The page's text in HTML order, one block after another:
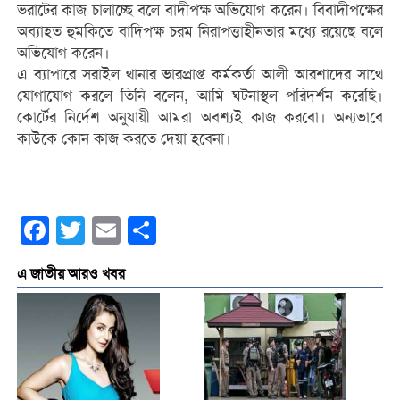
ভরাটের কাজ চালাচ্ছে বলে বাদীপক্ষ অভিযোগ করেন। বিবাদীপক্ষের
অব্যাহত হুমকিতে বাদিপক্ষ চরম নিরাপত্তাহীনতার মধ্যে রয়েছে বলে
অভিযোগ করেন।
এ ব্যাপারে সরাইল থানার ভারপ্রাপ্ত কর্মকর্তা আলী আরশাদের সাথে
যোগাযোগ করলে তিনি বলেন, আমি ঘটনাস্থল পরিদর্শন করেছি।
কোর্টের নির্দেশ অনুযায়ী আমরা অবশ্যই কাজ করবো। অন্যভাবে
কাউকে কোন কাজ করতে দেয়া হবেনা।
Facebook
Twitter Email
এ জাতীয় আরও খবর